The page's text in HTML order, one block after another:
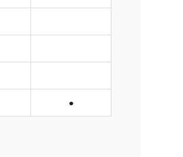
●